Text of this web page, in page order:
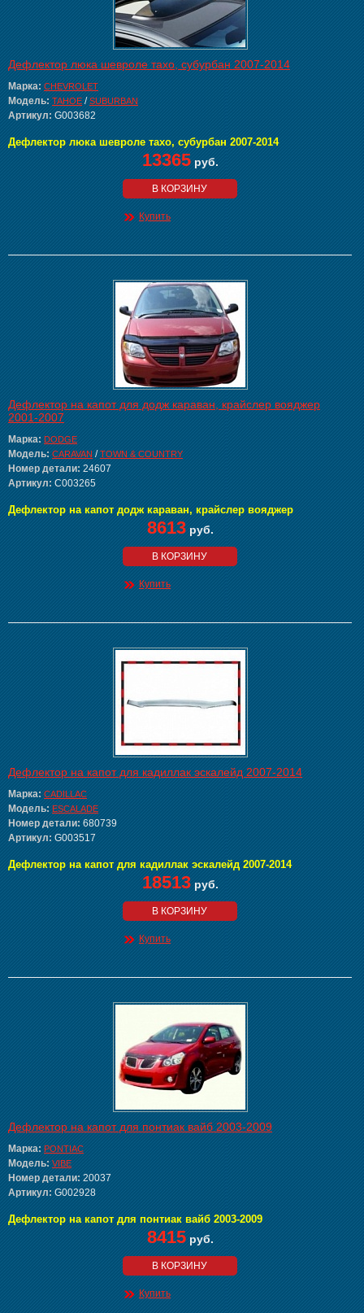
Дефлектор люка шевроле тахо, субурбан 2007-2014
Марка: CHEVROLET
Модель: TAHOE /SUBURBAN
Артикул: G003682
Дефлектор люка шевроле тахо, субурбан 2007-2014
13365руб.
В КОРЗИНУ
Купить
Дефлектор на капот для додж караван, крайслер вояджер
2001-2007
Марка: DODGE
Модель: CARAVAN /TOWN & COUNTRY
Номер детали: 24607
Артикул: C003265
Дефлектор на капот додж караван, крайслер вояджер
8613руб.
В КОРЗИНУ
Купить
Дефлектор на капот для кадиллак эскалейд 2007-2014
Марка: CADILLAC
Модель: ESCALADE
Номер детали: 680739
Артикул: G003517
Дефлектор на капот для кадиллак эскалейд 2007-2014
18513руб.
В КОРЗИНУ
Купить
Дефлектор на капот для понтиак вайб 2003-2009
Марка: PONTIAC
Модель: VIBE
Номер детали: 20037
Артикул: G002928
Дефлектор на капот для понтиак вайб 2003-2009
8415руб.
В КОРЗИНУ
Купить